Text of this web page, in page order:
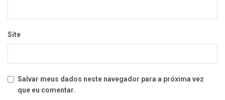
Site
Salvar meus dados neste navegador para a próxima vez
que eu comentar.